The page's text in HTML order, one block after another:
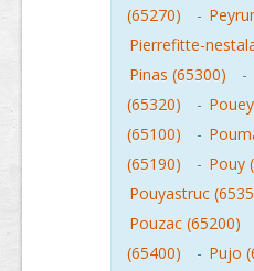
(65270)
-
Pierrefitte-
Pinas (65300)
-
(65320)
-
(65100)
-
(65190)
- Pouy
Pouyastruc
Pouzac (65200)
(65400)
- Pujo